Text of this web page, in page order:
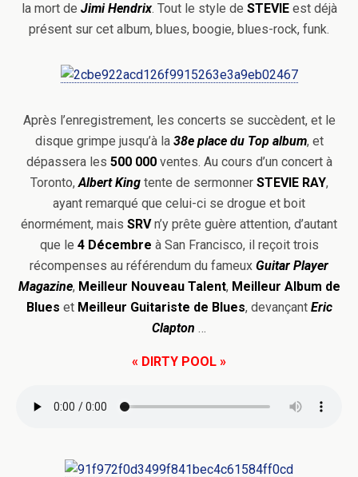
la mort de Jimi Hendrix. Tout le style de STEVIEest déjà
présent sur cet album, blues, boogie, blues-rock, funk.
Après l’enregistrement, les concerts se succèdent, et le
disque grimpe jusqu’à la 38e place du Top album, et
dépassera les 500 000ventes. Au cours d’un concert à
Toronto, Albert Kingtente de sermonner STEVIERAY,
ayant remarqué que celui-ci se drogue et boit
énormément, mais SRVn’y prête guère attention, d’autant
que le 4 Décembre à San Francisco, il reçoit trois
récompenses au référendum du fameux Guitar Player
Magazine, Meilleur Nouveau Talent, Meilleur Album de
Blues et Meilleur Guitariste de Blues, devançant Eric
Clapton …
« DIRTY POOL »